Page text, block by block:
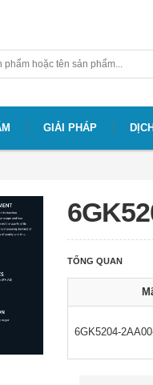
GIẢI PHÁP
TỔNG QUAN
6GK5204-